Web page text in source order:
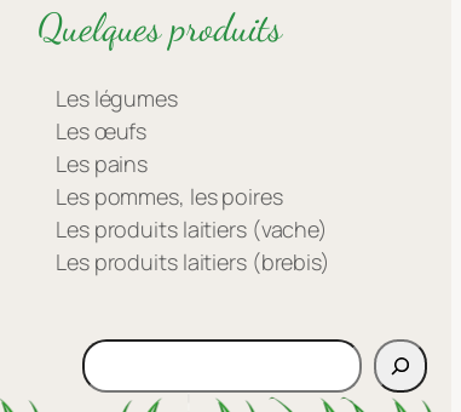
Quelques produits
Les légumes
Les œufs
Les pains
Les pommes, les poires
Les produits laitiers (vache)
Les produits laitiers (brebis)
Rechercher